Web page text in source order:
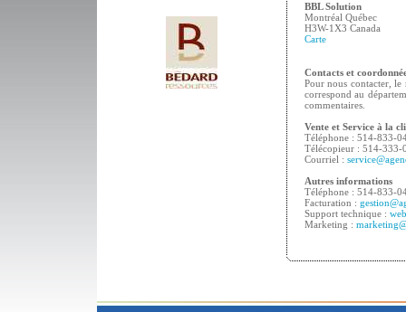
BBL Solution
Montréal Québec
H3W-1X3 Canada
Carte
Contacts et
Pour nous contacter,
correspond au
commentaires.
Vente et Service à la
Téléphone : 514-833-
Télécopieur : 514-333-
Courriel :
Autres informations
Téléphone : 514-833-
Facturation :
Support technique :
Marketing :